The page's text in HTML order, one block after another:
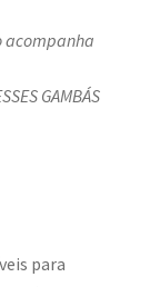
acompanha
GAMBÁS
para